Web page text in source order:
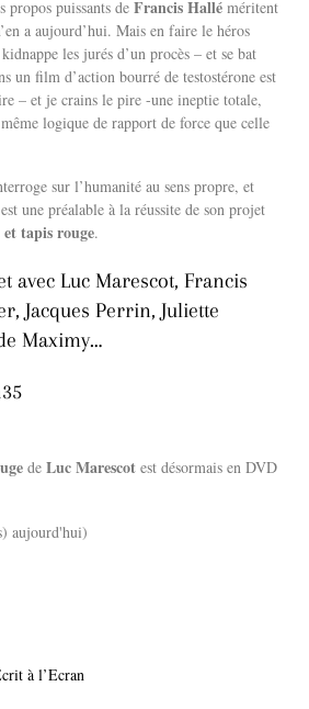
propos puissants deFrancis Hallé méritent
a aujourd’hui. Mais en faire le héros
les jurés d’un procès – et se bat
un film d’action bourré de testostérone est
– et je crains le pire -une ineptie totale,
logique de rapport de force que celle
sur l’humanité au sens propre, et
une préalable à la réussite de son projet
tapis rouge.
avec Luc Marescot, Francis
Jacques Perrin, Juliette
Maximy…
deLuc Marescot est désormais en DVD
aujourd'hui)
à l’Ecran